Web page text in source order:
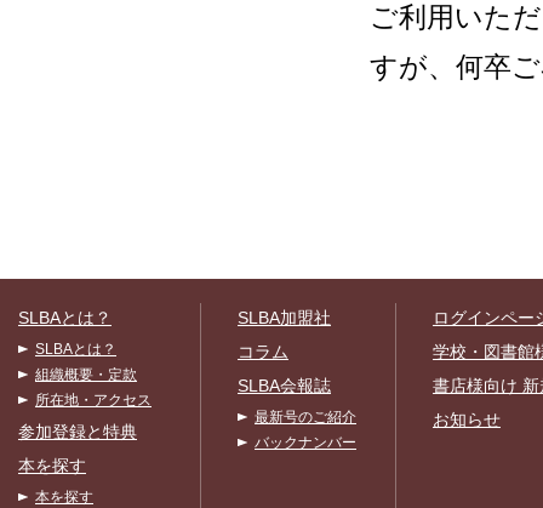
ご利用いた
すが、何卒
SLBAとは？
SLBAとは？
組織概要・定款
所在地・アクセス
参加登録と特典
本を探す
本を探す
SLBA加盟社
コラム
SLBA会報誌
最新号のご紹介
バックナンバー
ログインペー
学校・図書館
書店様向け
お知らせ